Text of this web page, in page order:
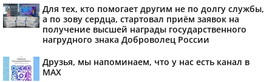
Для тех, кто помогает другим не по долгу службы,
а по зову сердца, стартовал приём заявок на
получение высшей награды государственного
нагрудного знака Доброволец России
Друзья, мы напоминаем, что у нас есть канал в
МАХ